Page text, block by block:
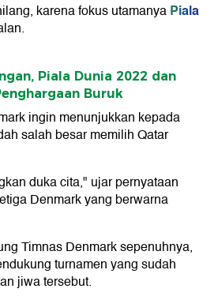
karena fokus utamanyaPiala
Piala Dunia 2022 dan
Buruk
ingin menunjukkan kepada
salah besar memilih Qatar
duka cita," ujar pernyataan
Denmark yang berwarna
Timnas Denmark sepenuhnya,
turnamen yang sudah
jiwa tersebut.